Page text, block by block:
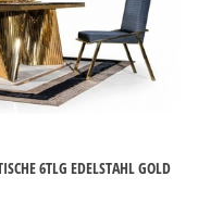
6TLG EDELSTAHL GOLD